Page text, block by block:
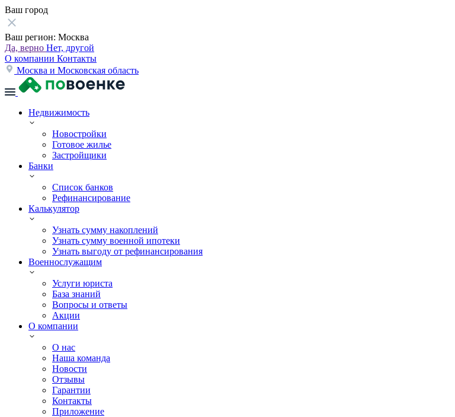
Ваш город
Ваш регион: Москва
Да, верно Нет, другой
О компании Контакты
Москва и Московская область
Недвижимость
Новостройки
Готовое жилье
Застройщики
Банки
Список банков
Рефинансирование
Калькулятор
Узнать сумму накоплений
Узнать сумму военной ипотеки
Узнать выгоду от рефинансирования
Военнослужащим
Услуги юриста
База знаний
Вопросы и ответы
Акции
О компании
О нас
Наша команда
Новости
Отзывы
Гарантии
Контакты
Приложение